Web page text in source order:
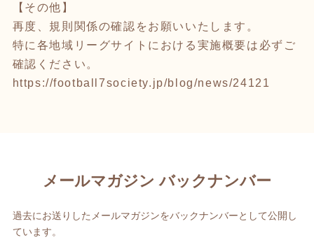
【その他】
再度、規則関係の確認をお願いいたします。
特に各地域リーグサイトにおける実施概要は必ずご
確認ください。
https://football7society.jp/blog/news/24121
メールマガジン バックナンバー
過去にお送りしたメールマガジンをバックナンバーとして公開し
ています。